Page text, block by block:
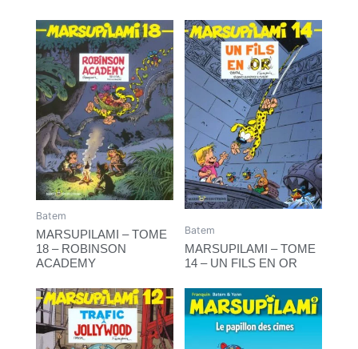
Batem
MARSUPILAMI – TOME
18 – ROBINSON
ACADEMY
Batem
MARSUPILAMI – TOME
14 – UN FILS EN OR